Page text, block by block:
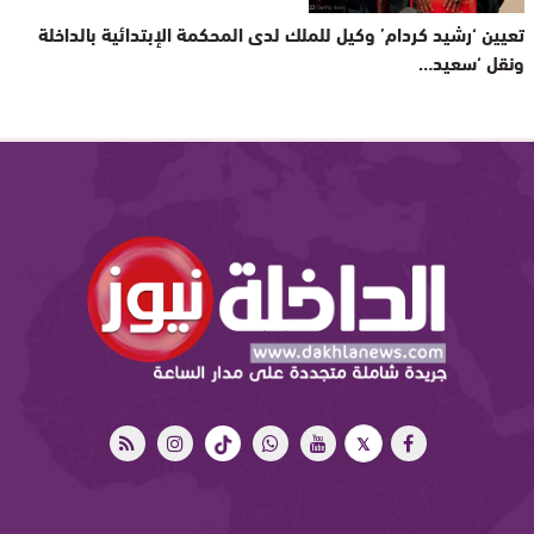
تعيين ‘رشيد كردام’ وكيل للملك لدى المحكمة الإبتدائية بالداخلة
ونقل ‘سعيد…